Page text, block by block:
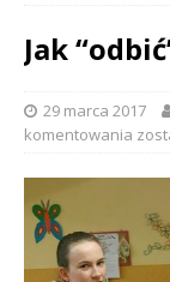
Jak
29 marca 2017
komentowania